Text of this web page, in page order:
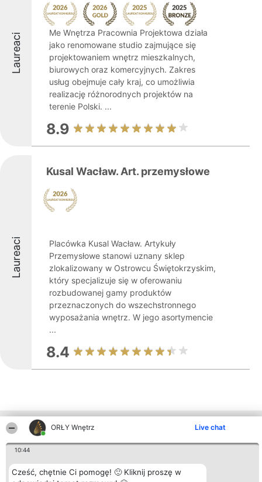
ORŁY Wnętrz Live chat
10:44
Cześć, chętnie Ci pomogę! 🙂 Kliknij proszę w
Laureaci
Me Wnętrza Pracownia Projektowa działa
jako renomowane studio zajmujące się
projektowaniem wnętrz mieszkalnych,
biurowych oraz komercyjnych. Zakres
usług obejmuje cały kraj, co umożliwia
realizację różnorodnych projektów na
terenie Polski. ...
8.9
Laureaci
Kusal Wacław. Art. przemysłowe
Placówka Kusal Wacław. Artykuły
Przemysłowe stanowi uznany sklep
zlokalizowany w Ostrowcu Świętokrzyskim,
który specjalizuje się w oferowaniu
rozbudowanej gamy produktów
przeznaczonych do wszechstronnego
wyposażania wnętrz. W jego asortymencie
...
8.4
Inne firmy z województwa
Organizator plebiscytu
Bright Side Solutions sp. z o.
Plebiscyt
Laureaci
Kontakt